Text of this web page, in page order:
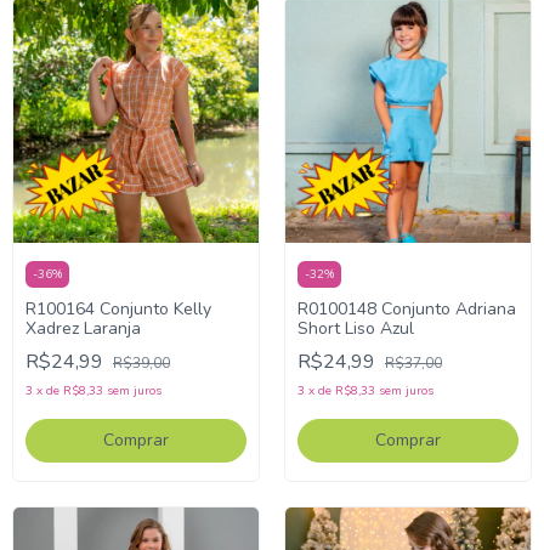
-36%
R100164 Conjunto Kelly
Xadrez Laranja
R$24,99 R$39,00
3 x de R$8,33 sem juros
Comprar
-32%
R0100148 Conjunto Adriana
Short Liso Azul
R$24,99 R$37,00
3 x de R$8,33 sem juros
Comprar